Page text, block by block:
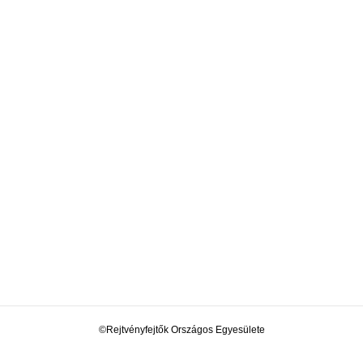
©Rejtvényfejtők Országos Egyesülete